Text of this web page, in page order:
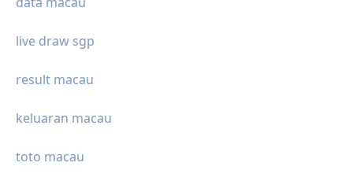
live draw sgp
result macau
keluaran macau
toto macau